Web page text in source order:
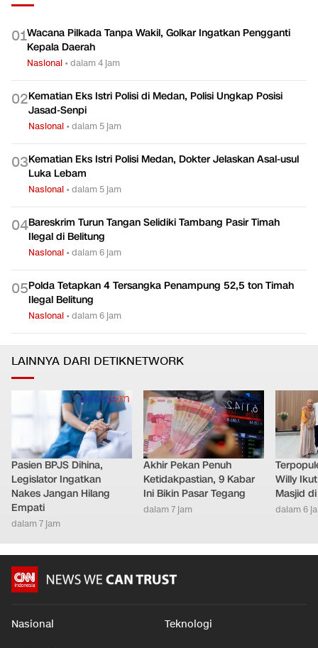
01Wacana Pilkada Tanpa Wakil, Golkar Ingatkan Pengganti
Kepala Daerah
Nasional •dalam 4 jam
02Kematian Eks Istri Polisi di Medan, Polisi Ungkap Posisi
Jasad-Senpi
Nasional •dalam 5 jam
03Kematian Eks Istri Polisi Medan, Dokter Jelaskan Asal-usul
Luka Lebam
Nasional •dalam 5 jam
04Bareskrim Turun Tangan Selidiki Tambang Pasir Timah
Ilegal di Belitung
Nasional •dalam 6 jam
05Polda Tetapkan 4 Tersangka Penampung 52,5 ton Timah
Ilegal Belitung
Nasional •dalam 6 jam
LAINNYA DARI DETIKNETWORK
Pasien BPJS Dihina,
Legislator Ingatkan
Nakes Jangan Hilang
Empati
dalam 7 jam
Akhir Pekan Penuh
Ketidakpastian, 9 Kabar
Ini Bikin Pasar Tegang
dalam 7 jam
Willy
Masjid
dalam 6
Nasional Teknologi